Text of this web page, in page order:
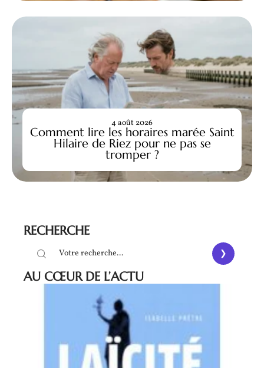
Comment lire les horaires marée Saint
Hilaire de Riez pour ne pas se
tromper ?
4 août 2026
RECHERCHE
AU CŒUR DE L’ACTU